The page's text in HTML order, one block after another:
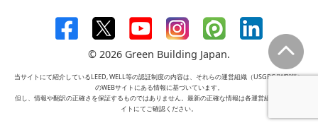
© 2026 Green Building Japan.
当サイトにて紹介しているLEED, WELL等の認証制度の内容は、それらの運営組織（USGBC,IWBI等）
のWEBサイトにある情報に基づいています。
但し、情報や翻訳の正確さを保証するものではありません。最新の正確な情報は各運営組織のWEBサ
イトにてご確認ください。